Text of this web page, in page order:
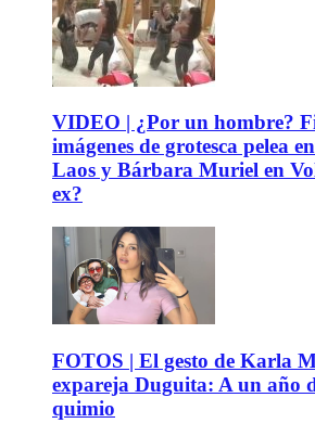
VIDEO | ¿Por un hombre?
imágenes de grotesca pelea
Laos y Bárbara Muriel en
ex?
FOTOS | El gesto de Karla
expareja Duguita: A un año
quimio